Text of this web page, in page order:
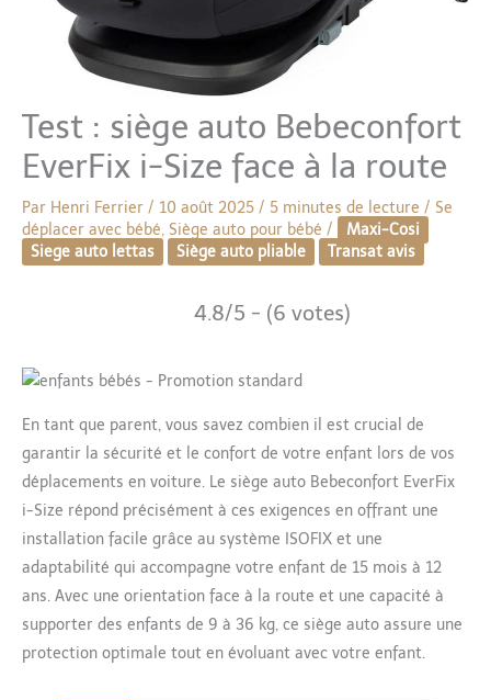
Test : siège auto Bebeconfort
EverFix i-Size face à la route
Par Henri Ferrier / 10 août 2025 / 5 minutes de lecture / Se
déplacer avec bébé, Siège auto pour bébé /
Maxi-Cosi
Siege auto lettas
Siège auto pliable Transat avis
4.8/5 - (6 votes)
En tant que parent, vous savez combien il est crucial de
garantir la sécurité et le confort de votre enfant lors de vos
déplacements en voiture. Le siège auto Bebeconfort EverFix
i-Size répond précisément à ces exigences en offrant une
installation facile grâce au système ISOFIX et une
adaptabilité qui accompagne votre enfant de 15 mois à 12
ans. Avec une orientation face à la route et une capacité à
supporter des enfants de 9 à 36 kg, ce siège auto assure une
protection optimale tout en évoluant avec votre enfant.